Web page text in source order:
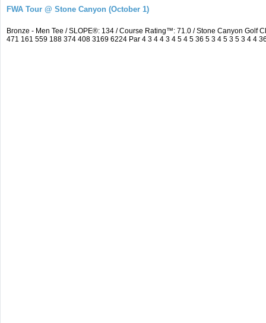
FWA Tour @ Stone Canyon (October 1)
Bronze - Men Tee / SLOPE®: 134 / Course Rating™: 71.0 / Stone Canyon Golf
471 161 559 188 374 408 3169 6224 Par 4 3 4 4 3 4 5 4 5 36 5 3 4 5 3 5 3 4 4